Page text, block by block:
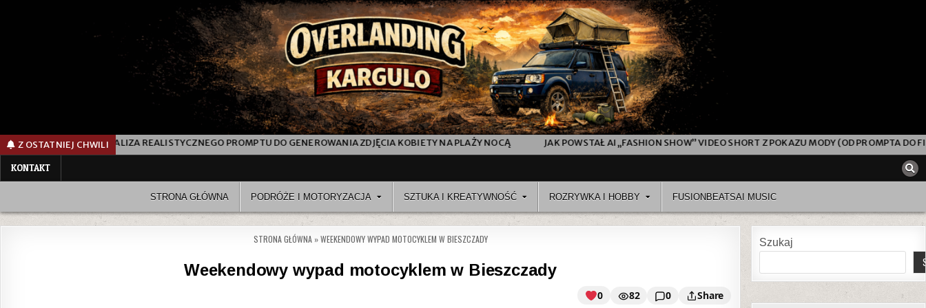
Z OSTATNIEJ CHWILI
ANALIZA REALISTYCZNEGO PROMPTU DO GENEROWANIA ZDJĘCIA KOBIETY NA PLAŻY NOCĄ JAK POWSTAŁ AI „FASHION SHOW” VIDEO SHORT Z POKAZU MODY (OD PROMPTA DO FINALNEGO
KONTAKT
STRONA GŁÓWNA PODRÓŻE I MOTORYZACJA SZTUKA I KREATYWNOŚĆ ROZRYWKA I HOBBY FUSIONBEATSAI MUSIC
STRONA GŁÓWNA»WEEKENDOWY WYPAD MOTOCYKLEM W BIESZCZADY
Weekendowy wypad motocyklem w Bieszczady
0 82 0 Share
Szukaj